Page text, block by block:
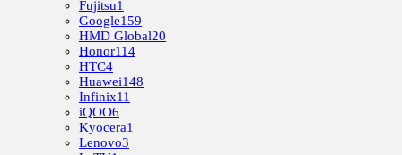
Fujitsu1
Google159
HMD Global20
Honor114
HTC4
Huawei148
Infinix11
iQOO6
Kyocera1
Lenovo3